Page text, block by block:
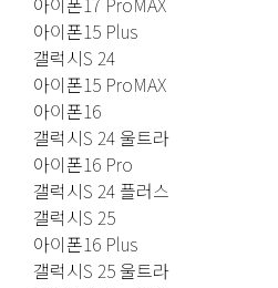
아이폰15 Plus
갤럭시S 24
아이폰15 ProMAX
아이폰16
갤럭시S 24 울트라
아이폰16 Pro
갤럭시S 24 플러스
갤럭시S 25
아이폰16 Plus
갤럭시S 25 울트라